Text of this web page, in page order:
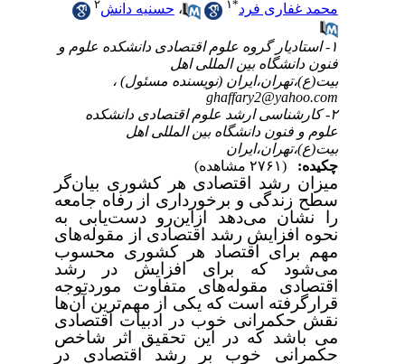
محمد غفاری فرد *۱ ،حسنیه دانش۲
۱- استادیار گروه علوم اقتصادی دانشکده علوم و
فنون دانشگاه بین المللی اهل
بیت(ع)،تهران،ایران (نویسنده مسئول) ،
ghaffary2@yahoo.com
۲- کارشناسی ارشد علوم اقتصادی دانشکده
علوم و فنون دانشگاه بین المللی اهل
بیت(ع)،تهران،ایران
چکیده:
میزان رشد اقتصادی هر کشوری بیان‌گر
سطح زندگی و برخورداری از رفاه جامعه
را نشان می‌دهد ازاین‌رو دست‌یابی به
نحوه افزایش رشد اقتصادی از مقوله‌های
مهم برای اقتصاد هر کشوری محسوب
می‌شود که برای افزایش در رشد
اقتصادی مقوله‌های متفاوت موردتوجه
قرارگرفته است که یکی از مهم‌ترین آن‌ها
نقش حکمرانی خوب در ادبیات اقتصادی
می باشد که در این تحقیق اثر شاخص
حکمرانی خوب بر رشد اقتصادی در